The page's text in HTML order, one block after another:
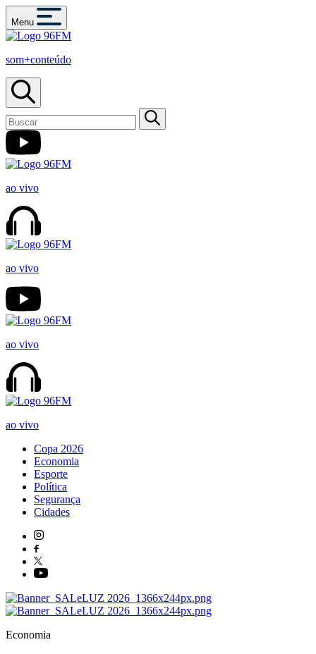
Menu
som+conteúdo
ao vivo
ao vivo
ao vivo
ao vivo
Copa 2026
Economia
Esporte
Política
Segurança
Cidades
Economia